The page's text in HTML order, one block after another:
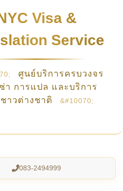
Visa &
Service
ศูนย์บริการครบวงจร
า การแปล และบริการ
าวต่างชาติ
083-2494999